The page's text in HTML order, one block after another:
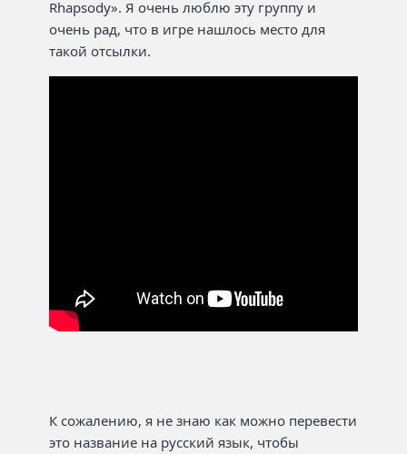
Rhapsody». Я очень люблю эту группу и
очень рад, что в игре нашлось место для
такой отсылки.
К сожалению, я не знаю как можно перевести
это название на русский язык, чтобы